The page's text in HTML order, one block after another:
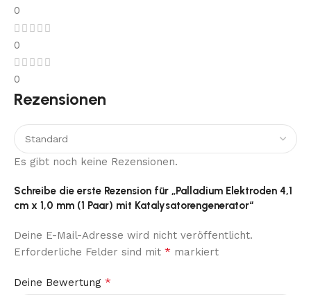
0
0
0
Rezensionen
Es gibt noch keine Rezensionen.
Schreibe die erste Rezension für „Palladium Elektroden 4,1
cm x 1,0 mm (1 Paar) mit Katalysatorengenerator“
Deine E-Mail-Adresse wird nicht veröffentlicht.
Erforderliche Felder sind mit * markiert
Deine Bewertung *